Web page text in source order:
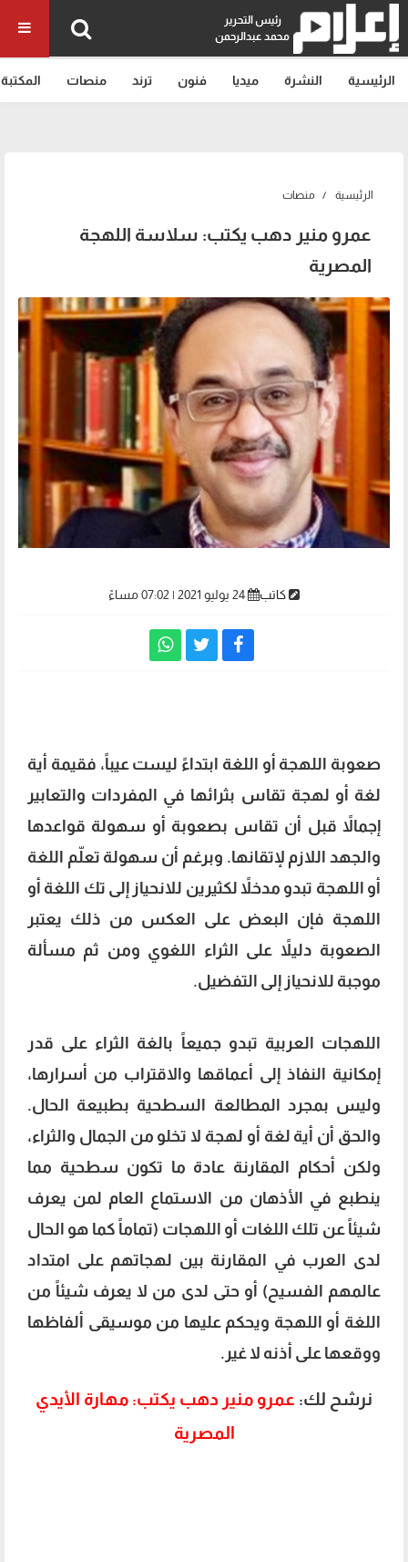
رئيس التحرير
محمد عبدالرحمن
الرئيسية النشرة ميديا فنون ترند منصات المكتبة
الرئيسية منصات
عمرو منير دهب يكتب: سلاسة اللهجة
المصرية
كاتب
صعوبة اللهجة أو اللغة ابتداءً ليست عيباً، فقيمة أية
لغة أو لهجة تقاس بثرائها في المفردات والتعابير
إجمالاً قبل أن تقاس بصعوبة أو سهولة قواعدها
والجهد اللازم لإتقانها. وبرغم أن سهولة تعلّم اللغة
أو اللهجة تبدو مدخلاً لكثيرين للانحياز إلى تك اللغة أو
اللهجة فإن البعض على العكس من ذلك يعتبر
الصعوبة دليلاً على الثراء اللغوي ومن ثم مسألة
موجبة للانحياز إلى التفضيل.
اللهجات العربية تبدو جميعاً بالغة الثراء على قدر
إمكانية النفاذ إلى أعماقها والاقتراب من أسرارها،
وليس بمجرد المطالعة السطحية بطبيعة الحال.
والحق أن أية لغة أو لهجة لا تخلو من الجمال والثراء،
ولكن أحكام المقارنة عادة ما تكون سطحية مما
ينطبع في الأذهان من الاستماع العام لمن يعرف
شيئاً عن تلك اللغات أو اللهجات (تماماً كما هو الحال
لدى العرب في المقارنة بين لهجاتهم على امتداد
عالمهم الفسيح) أو حتى لدى من لا يعرف شيئاً من
اللغة أو اللهجة ويحكم عليها من موسيقى ألفاظها
ووقعها على أذنه لا غير.
نرشح لك: عمرو منير دهب يكتب: مهارة الأيدي
المصرية